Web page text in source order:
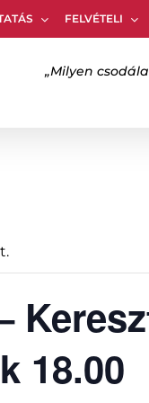
FELVÉTELI
„Milyen
18.00